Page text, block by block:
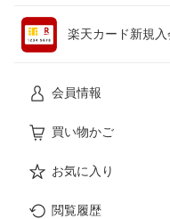
楽天カード新規入
会員情報
買い物かご
お気に入り
閲覧履歴